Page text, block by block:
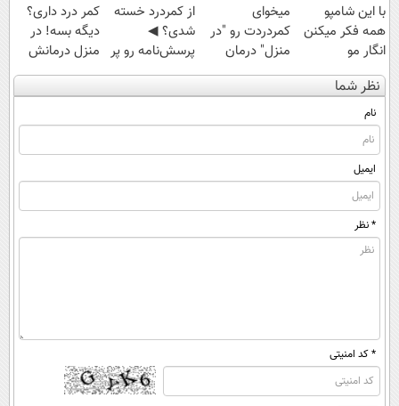
با این شامپو
همه فکر میکنن
انگار مو
کاشتی!!!!!
میخوای
کمردردت رو "در
منزل" درمان
کنی؟ (◂فیلم +
◂پرسش‌نامه)
از کمردرد خسته
شدی؟ ◀
پرسش‌نامه رو پر
کن، راه درمان
همین‌جاست.
کمر درد داری؟
دیگه بسه! در
منزل درمانش
کن
(◀پرسش‌نامه)
نظر شما
نام
ایمیل
* نظر
* کد امنیتی